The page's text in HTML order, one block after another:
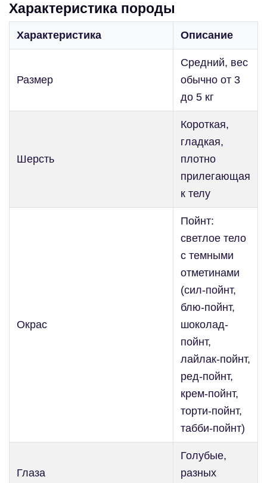
Характеристика породы
Характеристика Описание
Размер
Средний, вес
обычно от 3
до 5 кг
Шерсть
Короткая,
гладкая,
плотно
прилегающая
к телу
Окрас
Пойнт:
светлое тело
с темными
отметинами
(сил-пойнт,
блю-пойнт,
шоколад-
пойнт,
лайлак-пойнт,
ред-пойнт,
крем-пойнт,
торти-пойнт,
табби-пойнт)
Глаза
Голубые,
разных